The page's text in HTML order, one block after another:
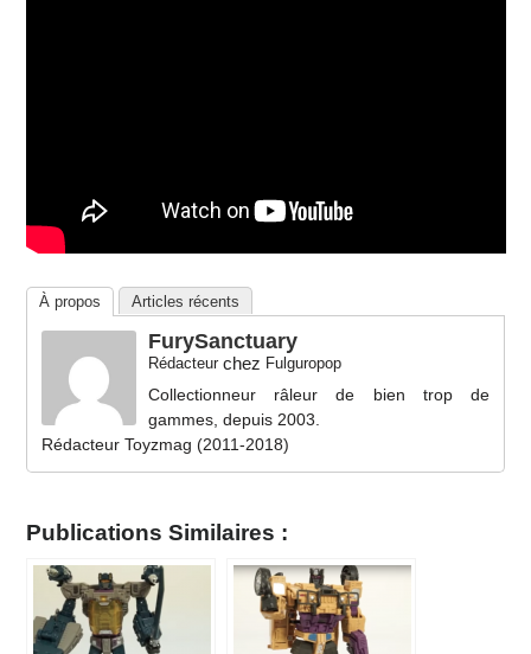
À propos Articles récents
FurySanctuary
Rédacteurchez Fulguropop
Collectionneur râleur de bien trop de
gammes, depuis 2003.
Rédacteur Toyzmag (2011-2018)
Publications Similaires :